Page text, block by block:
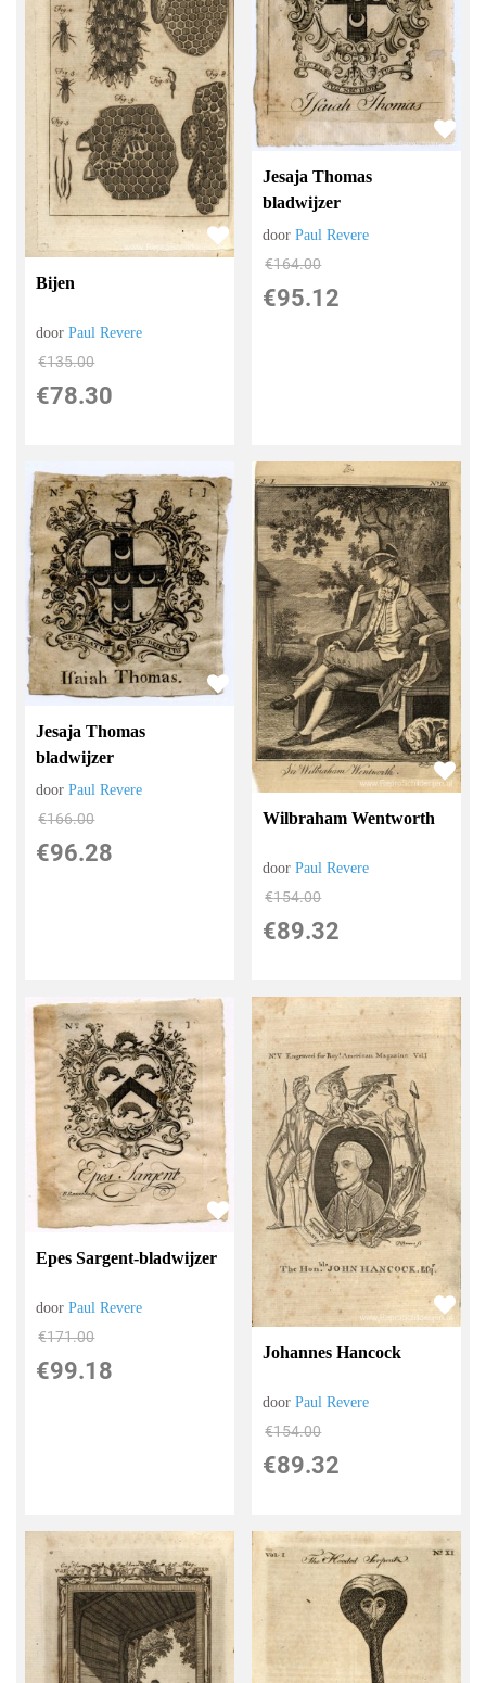
Bijen
doorPaul Revere
€135.00
€78.30
Jesaja Thomas
bladwijzer
doorPaul Revere
€164.00
€95.12
Jesaja Thomas
bladwijzer
doorPaul Revere
€166.00
€96.28
Wilbraham Wentworth
doorPaul Revere
€154.00
€89.32
Epes Sargent-bladwijzer
doorPaul Revere
€171.00
€99.18
Johannes Hancock
doorPaul Revere
€154.00
€89.32